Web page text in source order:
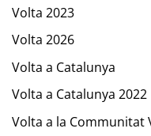
Volta 2023
Volta 2026
Volta a Catalunya
Volta a Catalunya 2022
Volta a la Communitat